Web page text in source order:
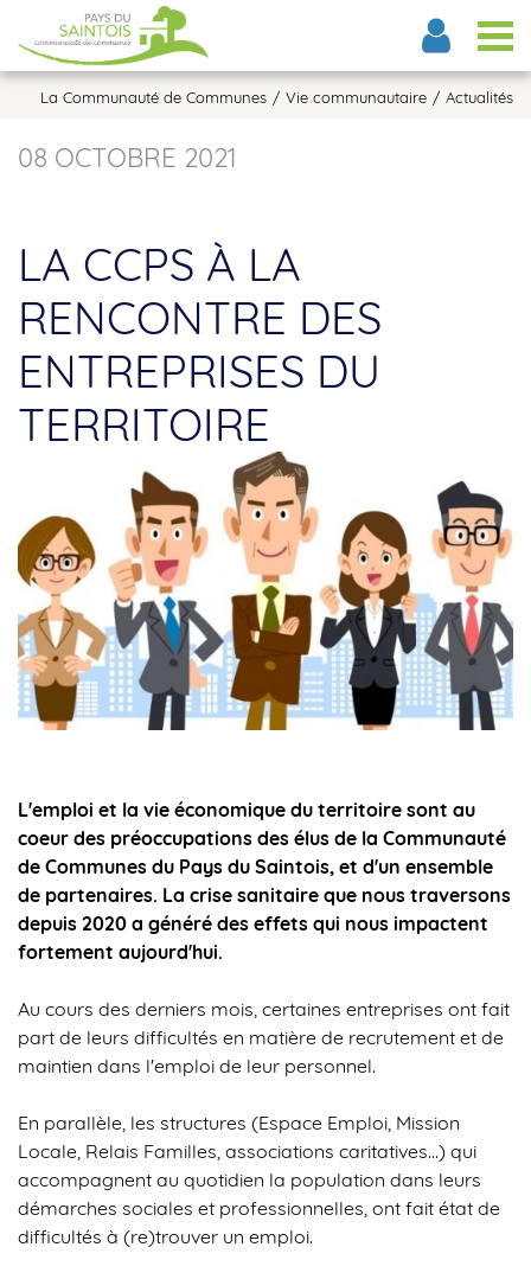
La Communauté de Communes Vie communautaire Actualités
08 OCTOBRE 2021
LA CCPS À LA
RENCONTRE DES
ENTREPRISES DU
TERRITOIRE
L'emploi et la vie économique du territoire sont au
coeur des préoccupations des élus de la Communauté
de Communes du Pays du Saintois, et d'un ensemble
de partenaires. La crise sanitaire que nous traversons
depuis 2020 a généré des effets qui nous impactent
fortement aujourd'hui.
Au cours des derniers mois, certaines entreprises ont fait
part de leurs difficultés en matière de recrutement et de
maintien dans l'emploi de leur personnel.
En parallèle, les structures (Espace Emploi, Mission
Locale, Relais Familles, associations caritatives…) qui
accompagnent au quotidien la population dans leurs
démarches sociales et professionnelles, ont fait état de
difficultés à (re)trouver un emploi.